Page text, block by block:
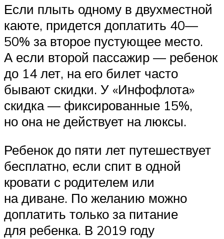
Если плыть одному в двухместной
каюте, придется доплатить 40—
50% за второе пустующее место.
А если второй пассажир — ребенок
до 14 лет, на его билет часто
бывают скидки. У «Инфофлота»
скидка — фиксированные 15%,
но она не действует на люксы.
Ребенок до пяти лет путешествует
бесплатно, если спит в одной
кровати с родителем или
на диване. По желанию можно
доплатить только за питание
для ребенка. В 2019 году